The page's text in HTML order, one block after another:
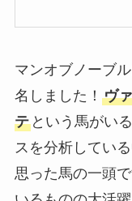
マンオブノーブ
名しました！ ヴ
テという馬がい
スを分析してい
思った馬の一頭